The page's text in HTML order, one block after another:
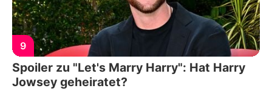
9
Spoiler zu "Let's Marry Harry": Hat Harry
Jowsey geheiratet?